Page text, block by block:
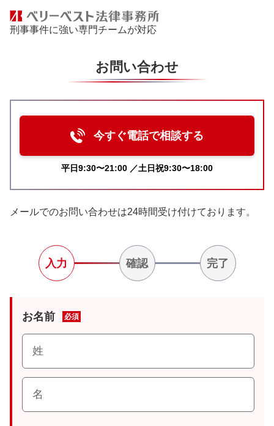
刑事事件に強い専門チームが対応
お問い合わせ
今すぐ電話で相談する
平日9:30〜21:00 ／土日祝9:30〜18:00
メールでのお問い合わせは24時間受け付けております。
入力 確認 完了
お名前 必須